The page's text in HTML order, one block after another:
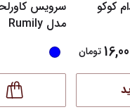
4 تکه مادام کوکو
تومان
مدل Rumily